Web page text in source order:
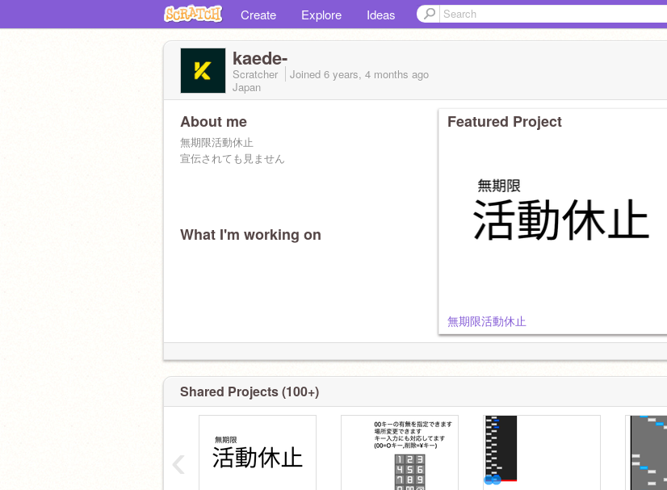
Create Explore Ideas
kaede-
Scratcher Joined 6 years, 4 months ago
Japan
About me
無期限活動休止
宣伝されても見ません
What I'm working on
Featured Project
無期限活動休止
Shared Projects (100+)
‹